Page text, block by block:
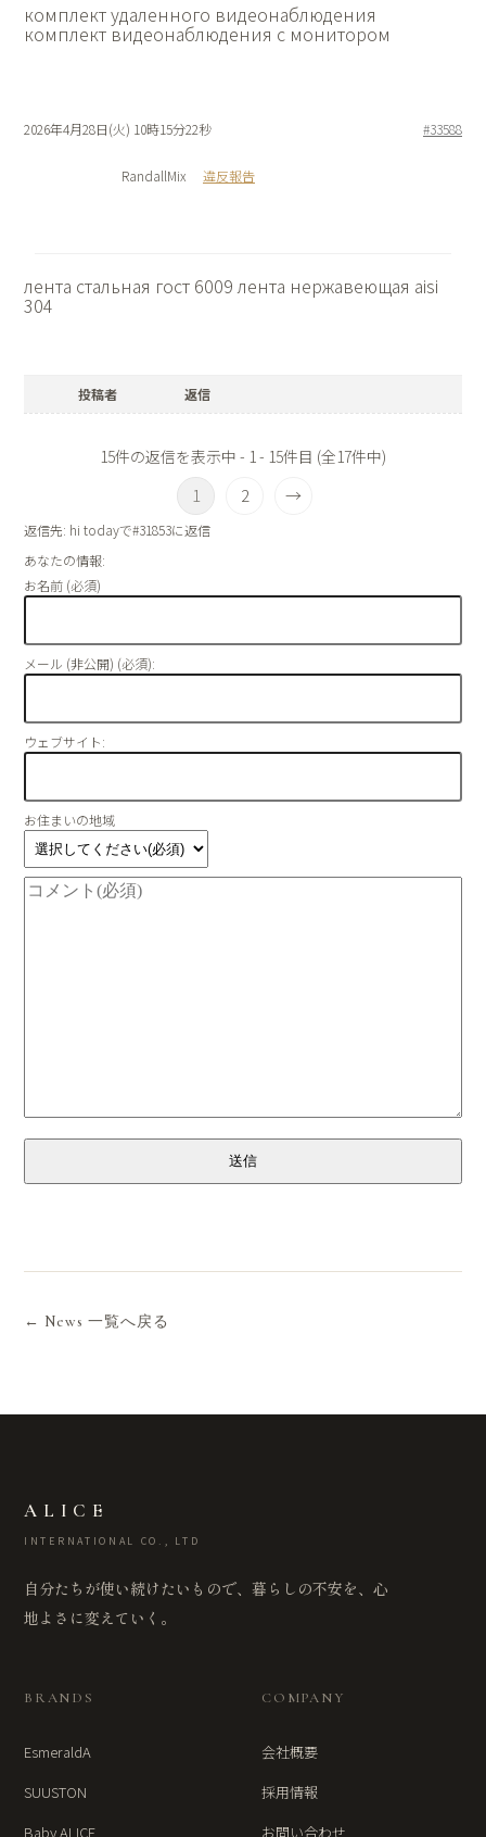
комплект удаленного видеонаблюдения
комплект видеонаблюдения с монитором
2026年4月28日(火) 10時15分22秒 #33588
RandallMix 違反報告
лента стальная гост 6009лента нержавеющая aisi
304
投稿者 返信
15件の返信を表示中 - 1 - 15件目 (全17件中)
1 2 →
返信先: hi todayで#31853に返信
あなたの情報:
お名前 (必須)
メール (非公開) (必須):
ウェブサイト:
お住まいの地域
送信
← News 一覧へ戻る
ALICE
INTERNATIONAL CO., LTD
自分たちが使い続けたいもので、暮らしの不安を、心
地よさに変えていく。
BRANDS
EsmeraldA
SUUSTON
Baby ALICE
COMPANY
会社概要
採用情報
お問い合わせ